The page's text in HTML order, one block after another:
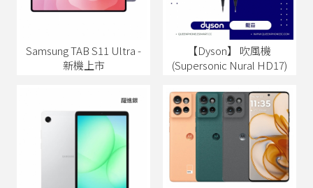
Samsung TAB S11 Ultra -
新機上市
【Dyson】 吹風機
(Supersonic Nural HD17)